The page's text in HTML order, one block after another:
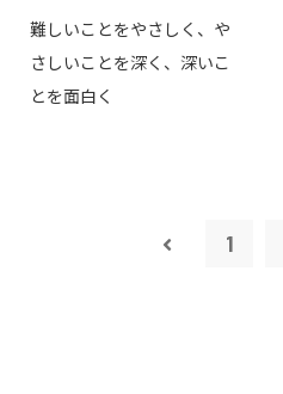
難しいことをやさしく、や
さしいことを深く、深いこ
とを面白く
1